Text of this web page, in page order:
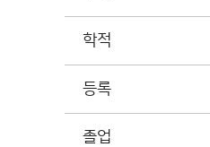
학적
등록
졸업